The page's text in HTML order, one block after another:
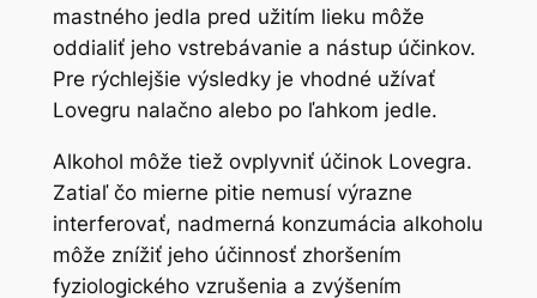
mastného jedla pred užitím lieku môže
oddialiť jeho vstrebávanie a nástup účinkov.
Pre rýchlejšie výsledky je vhodné užívať
Lovegru nalačno alebo po ľahkom jedle.
Alkohol môže tiež ovplyvniť účinok Lovegra.
Zatiaľ čo mierne pitie nemusí výrazne
interferovať, nadmerná konzumácia alkoholu
môže znížiť jeho účinnosť zhoršením
fyziologického vzrušenia a zvýšením